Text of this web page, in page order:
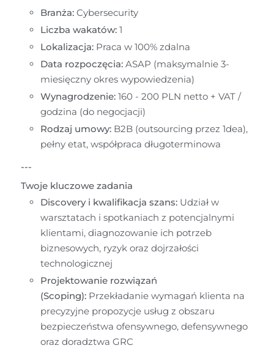
Branża: Cybersecurity
Liczba wakatów: 1
Lokalizacja: Praca w 100% zdalna
Data rozpoczęcia: ASAP (maksymalnie 3-
miesięczny okres wypowiedzenia)
Wynagrodzenie: 160 - 200 PLN netto + VAT /
godzina (do negocjacji)
Rodzaj umowy: B2B (outsourcing przez 1dea),
pełny etat, współpraca długoterminowa
---
Twoje kluczowe zadania
Discovery i kwalifikacja szans: Udział w
warsztatach i spotkaniach z potencjalnymi
klientami, diagnozowanie ich potrzeb
biznesowych, ryzyk oraz dojrzałości
technologicznej
Projektowanie rozwiązań
(Scoping): Przekładanie wymagań klienta na
precyzyjne propozycje usług z obszaru
bezpieczeństwa ofensywnego, defensywnego
oraz doradztwa GRC